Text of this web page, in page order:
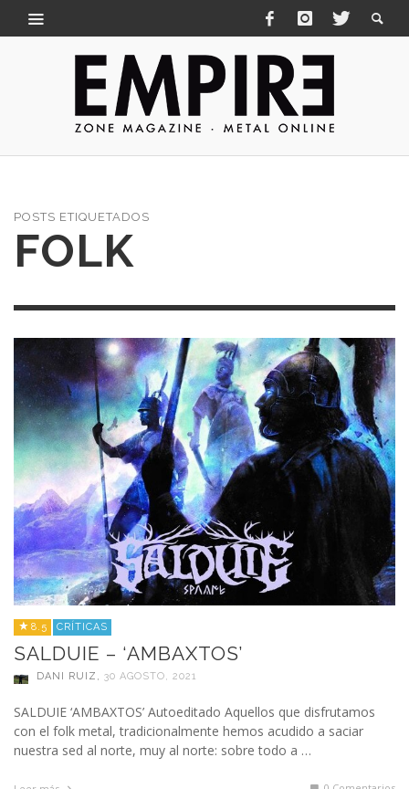
POSTS ETIQUETADOS
FOLK
8.5 CRÍTICAS
SALDUIE – ‘AMBAXTOS’
DANI RUIZ , 30 AGOSTO, 2021
SALDUIE ‘AMBAXTOS’ Autoeditado Aquellos que disfrutamos
con el folk metal, tradicionalmente hemos acudido a saciar
nuestra sed al norte, muy al norte: sobre todo a …